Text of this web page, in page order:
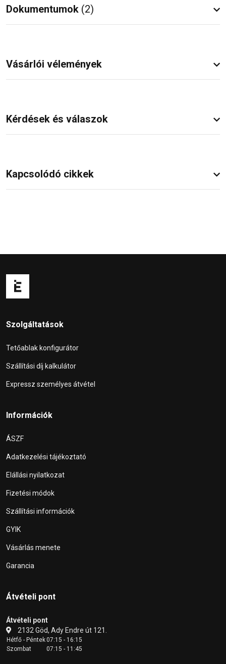
Dokumentumok (2)
Vásárlói vélemények
Kérdések és válaszok
Kapcsolódó cikkek
Szolgáltatások
Tetőablak konfigurátor
Szállítási díj kalkulátor
Expressz személyes átvétel
Információk
ÁSZF
Adatkezelési tájékoztató
Elállási nyilatkozat
Fizetési módok
Szállítási információk
GYIK
Vásárlás menete
Garancia
Átvételi pont
Átvételi pont
2132 Göd, Ady Endre út 121.
Hétfő - Péntek07:15 - 16:15
Szombat
07:15 - 11:45